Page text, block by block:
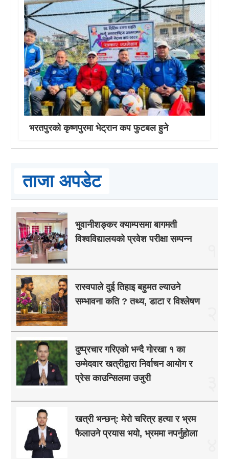
भरतपुरको कृष्णपुरमा भेट्रान कप फुटबल हुने
ताजा अपडेट
भुवानीशङ्कर क्याम्पसमा बागमती
विश्वविद्यालयको प्रवेश परीक्षा सम्पन्न
रास्वपाले दुई तिहाइ बहुमत ल्याउने
सम्भावना कति ? तथ्य, डाटा र विश्लेषण
दुष्प्रचार गरिएको भन्दै गोरखा १ का
उम्मेदवार खत्रीद्वारा निर्वाचन आयोग र
प्रेस काउन्सिलमा उजुरी
खत्री भन्छन्: मेरो चरित्र हत्या र भ्रम
फैलाउने प्रयास भयो, भ्रममा नपर्नुहोला